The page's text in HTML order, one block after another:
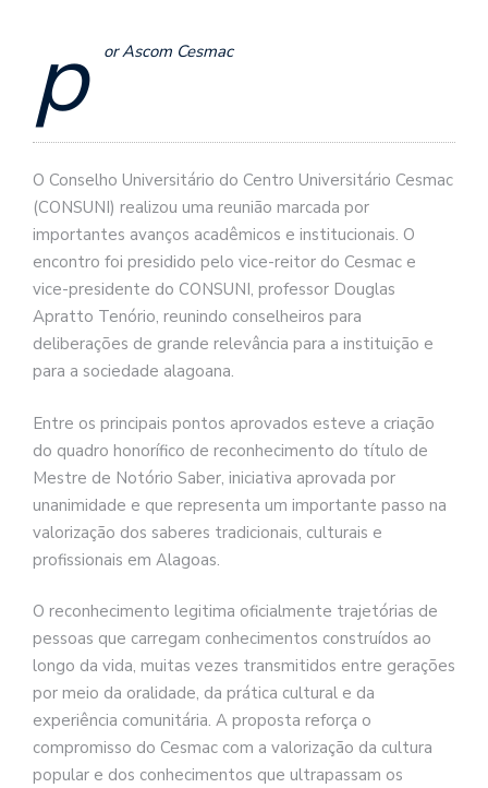
p or Ascom Cesmac
O Conselho Universitário do Centro Universitário Cesmac
(CONSUNI) realizou uma reunião marcada por
importantes avanços acadêmicos e institucionais. O
encontro foi presidido pelo vice-reitor do Cesmac e
vice-presidente do CONSUNI, professor Douglas
Apratto Tenório, reunindo conselheiros para
deliberações de grande relevância para a instituição e
para a sociedade alagoana.
Entre os principais pontos aprovados esteve a criação
do quadro honorífico de reconhecimento do título de
Mestre de Notório Saber, iniciativa aprovada por
unanimidade e que representa um importante passo na
valorização dos saberes tradicionais, culturais e
profissionais em Alagoas.
O reconhecimento legitima oficialmente trajetórias de
pessoas que carregam conhecimentos construídos ao
longo da vida, muitas vezes transmitidos entre gerações
por meio da oralidade, da prática cultural e da
experiência comunitária. A proposta reforça o
compromisso do Cesmac com a valorização da cultura
popular e dos conhecimentos que ultrapassam os